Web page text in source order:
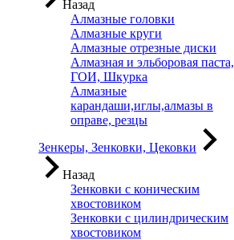
Назад
Алмазные головки
Алмазные круги
Алмазные отрезные диски
Алмазная и эльборовая паста,
ГОИ, Шкурка
Алмазные
карандаши,иглы,алмазы в
оправе, резцы
Зенкеры, Зенковки, Цековки
Назад
Зенковки с коническим
хвостовиком
Зенковки с цилиндрическим
хвостовиком